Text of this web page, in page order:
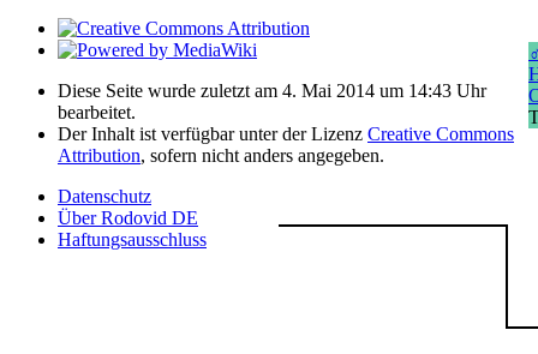
Diese Seite wurde zuletzt am 4. Mai 2014 um 14:43 Uhr
bearbeitet.
Der Inhalt ist verfügbar unter der Lizenz Creative Commons
Attribution, sofern nicht anders angegeben.
Datenschutz
Über Rodovid DE
Haftungsausschluss